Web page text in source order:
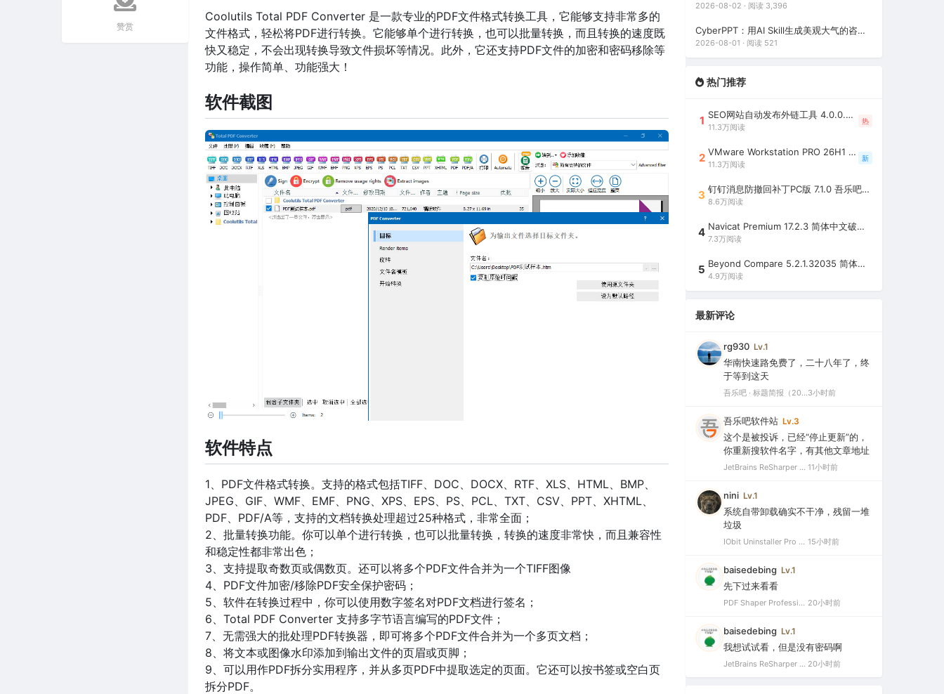
赞赏
Coolutils Total PDF Converter 是一款专业的PDF文件格式转换工具，它能够支持非常多的
文件格式，轻松将PDF进行转换。它能够单个进行转换，也可以批量转换，而且转换的速度既
快又稳定，不会出现转换导致文件损坏等情况。此外，它还支持PDF文件的加密和密码移除等
功能，操作简单、功能强大！
软件截图
软件特点
1、PDF文件格式转换。支持的格式包括TIFF、DOC、DOCX、RTF、XLS、HTML、BMP、
JPEG、GIF、WMF、EMF、PNG、XPS、EPS、PS、PCL、TXT、CSV、PPT、XHTML、
PDF、PDF/A等，支持的文档转换处理超过25种格式，非常全面；
2、批量转换功能。你可以单个进行转换，也可以批量转换，转换的速度非常快，而且兼容性
和稳定性都非常出色；
3、支持提取奇数页或偶数页。还可以将多个PDF文件合并为一个TIFF图像
4、PDF文件加密/移除PDF安全保护密码；
5、软件在转换过程中，你可以使用数字签名对PDF文档进行签名；
6、Total PDF Converter 支持多字节语言编写的PDF文件；
7、无需强大的批处理PDF转换器，即可将多个PDF文件合并为一个多页文档；
8、将文本或图像水印添加到输出文件的页眉或页脚；
9、可以用作PDF拆分实用程序，并从多页PDF中提取选定的页面。它还可以按书签或空白页
拆分PDF。
2026-08-02 · 阅读 3,396
CyberPPT：用AI Skill生成美观大气的咨询风格PPT（用AI一键生成年终总结PPT）
2026-08-01 · 阅读 521
热门推荐
1 SEO网站自动发布外链工具 4.0.0.0 吾乐吧优化版（智能代理狂刷外链）
11.3万阅读
热
2 VMware Workstation PRO 26H1 中文精简安装注册版 / 完整版（最好用的虚拟机软件）
11.3万阅读
新
3 钉钉消息防撤回补丁PC版 7.1.0 吾乐吧优化版（支持消息防撤回+钉钉多开+支持消息永不已读+去除钉钉水印）
8.6万阅读
4 Navicat Premium 17.2.3 简体中文破解版（多重数据库管理工具）
7.3万阅读
5 Beyond Compare 5.2.1.32035 简体中文注册版（超强文件/夹比较工具）
4.9万阅读
最新评论
rg930 Lv.1
华南快速路免费了，二十八年了，终
于等到这天
吾乐吧 · 标题简报（2026-08-06）3小时前
吾乐吧软件站 Lv.3
这个是被投诉，已经“停止更新”的，
你重新搜软件名字，有其他文章地址
JetBrains ReSharper 2021.2.1 Ultimate 官方最新破解版+注册机（VS最好用的插件，停止更新） 11小时前
nini Lv.1
系统自带卸载确实不干净，残留一堆
垃圾
IObit Uninstaller Pro 15.5.0.11 绿色特别版（强大的软件卸载工具） 15小时前
baisedebing Lv.1
先下过来看看
PDF Shaper Professional 15.6 中文破解版（强大实用的全能PDF工具箱） 20小时前
baisedebing Lv.1
我想试试看，但是没有密码啊
JetBrains ReSharper 2021.2.1 Ultimate 官方最新破解版+注册机（VS最好用的插件，停止更新） 20小时前